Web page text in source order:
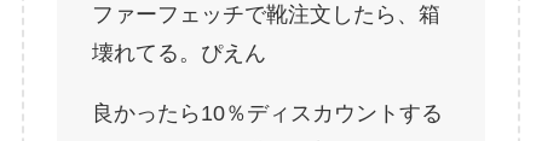
ファーフェッチで靴注文したら、箱
壊れてる。ぴえん
良かったら10％ディスカウントする